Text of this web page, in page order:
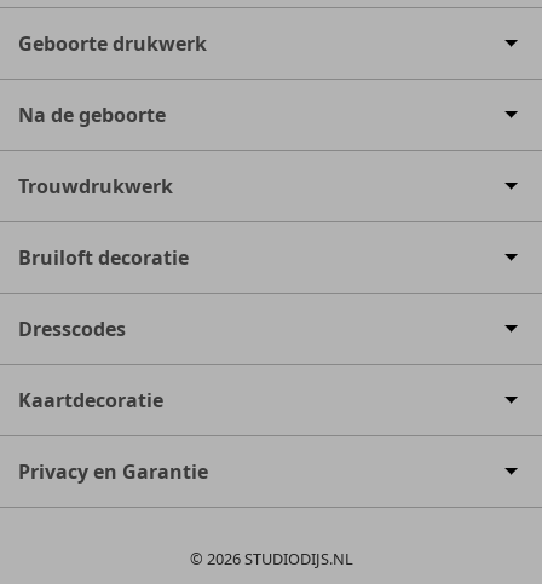
Geboorte drukwerk
Na de geboorte
Trouwdrukwerk
Bruiloft decoratie
Dresscodes
Kaartdecoratie
Privacy en Garantie
© 2026 STUDIODIJS.NL